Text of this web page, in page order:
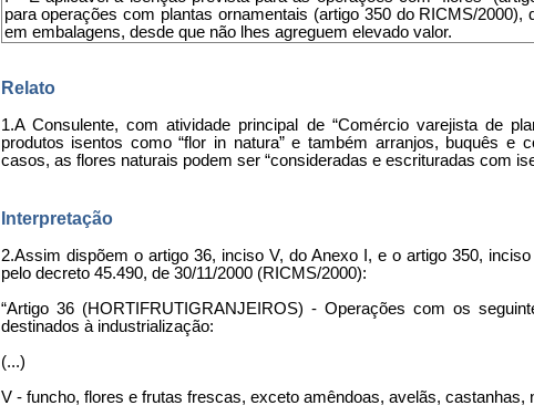
para operações com plantas ornamentais (artigo 350 do RICMS/
em embalagens, desde que não lhes agreguem elevado valor.
Relato
1.A Consulente, com atividade principal de “Comércio varejista de
produtos isentos como “flor in natura” e também arranjos, buquês e
casos, as flores naturais podem ser “consideradas e escrituradas com
Interpretação
2.Assim dispõem o artigo 36, inciso V, do Anexo I, e o artigo 350,
pelo decreto 45.490, de 30/11/2000 (RICMS/2000):
“Artigo 36 (HORTIFRUTIGRANJEIROS) - Operações com os
destinados à industrialização:
(...)
V - funcho, flores e frutas frescas, exceto amêndoas, avelãs, castanhas,